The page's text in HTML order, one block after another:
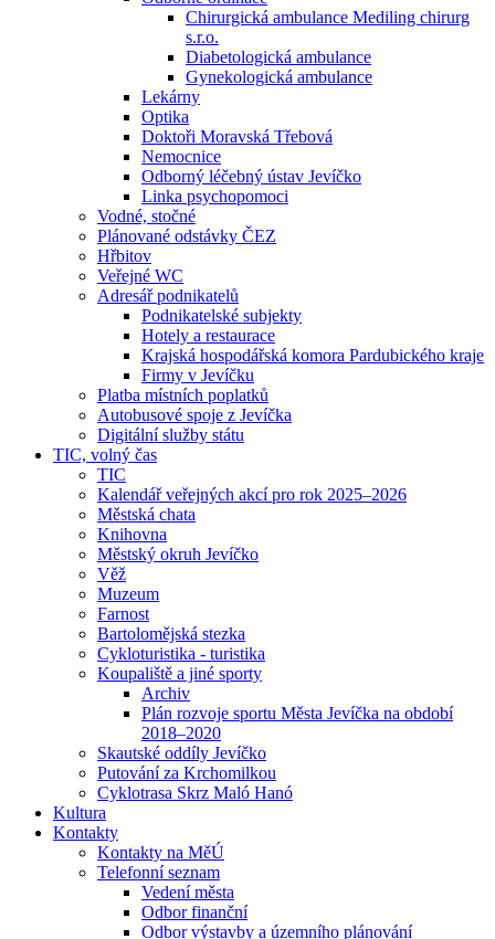
Chirurgická ambulance Mediling chirurg
s.r.o.
Diabetologická ambulance
Gynekologická ambulance
Lekárny
Optika
Doktoři Moravská Třebová
Nemocnice
Odborný léčebný ústav Jevíčko
Linka psychopomoci
Vodné, stočné
Plánované odstávky ČEZ
Hřbitov
Veřejné WC
Adresář podnikatelů
Podnikatelské subjekty
Hotely a restaurace
Krajská hospodářská komora Pardubického kraje
Firmy v Jevíčku
Platba místních poplatků
Autobusové spoje z Jevíčka
Digitální služby státu
TIC, volný čas
TIC
Kalendář veřejných akcí pro rok 2025–2026
Městská chata
Knihovna
Městský okruh Jevíčko
Věž
Muzeum
Farnost
Bartolomějská stezka
Cykloturistika - turistika
Koupaliště a jiné sporty
Archiv
Plán rozvoje sportu Města Jevíčka na období
2018–2020
Skautské oddíly Jevíčko
Putování za Krchomilkou
Cyklotrasa Skrz Maló Hanó
Kultura
Kontakty
Kontakty na MěÚ
Telefonní seznam
Vedení města
Odbor finanční
Odbor výstavby a územního plánování